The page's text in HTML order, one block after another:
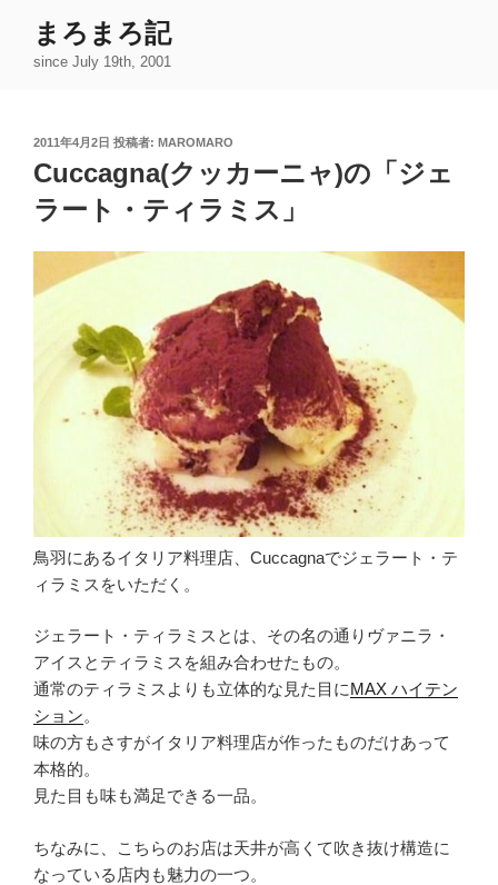
まろまろ記
since July 19th, 2001
投
稿
日:
2011年4月2日 投稿者: MAROMARO
Cuccagna(クッカーニャ)の「ジェ
ラート・ティラミス」
鳥羽にあるイタリア料理店、Cuccagnaでジェラート・テ
ィラミスをいただく。
ジェラート・ティラミスとは、その名の通りヴァニラ・
アイスとティラミスを組み合わせたもの。
通常のティラミスよりも立体的な見た目にMAX ハイテン
ション。
味の方もさすがイタリア料理店が作ったものだけあって
本格的。
見た目も味も満足できる一品。
ちなみに、こちらのお店は天井が高くて吹き抜け構造に
なっている店内も魅力の一つ。